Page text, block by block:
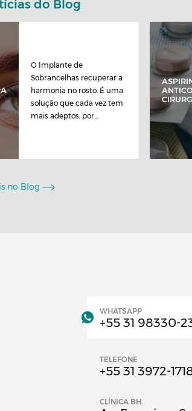
do Blog
O Implante de
Sobrancelhas recuperar a
harmonia no rosto. É uma
solução que cada vez tem
mais adeptos, por...
no Blog
WHATSAPP
+55 31 98330-
TELEFONE
+55 31 3972-
CLÍNICA BH